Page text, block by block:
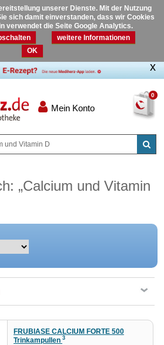
unserer Dienste. Mit der Nutzung
sich damit einverstanden, dass wir Cookies
verwendet die Seite Google Analytics.
weitere Informationen
OK
0
Mein Konto
„Calcium und Vitamin
FRUBIASE CALCIUM FORTE 500
Trinkampullen 3